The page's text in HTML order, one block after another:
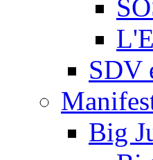
SDV
Big